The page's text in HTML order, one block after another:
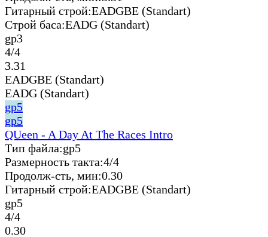
Гитарный строй:EADGBE (Standart)
Строй баса:EADG (Standart)
gp3
4/4
3.31
EADGBE (Standart)
EADG (Standart)
gp5
gp5
QUeen - A Day At The Races Intro
Тип файла:gp5
Размерность такта:4/4
Продолж-сть, мин:0.30
Гитарный строй:EADGBE (Standart)
gp5
4/4
0.30